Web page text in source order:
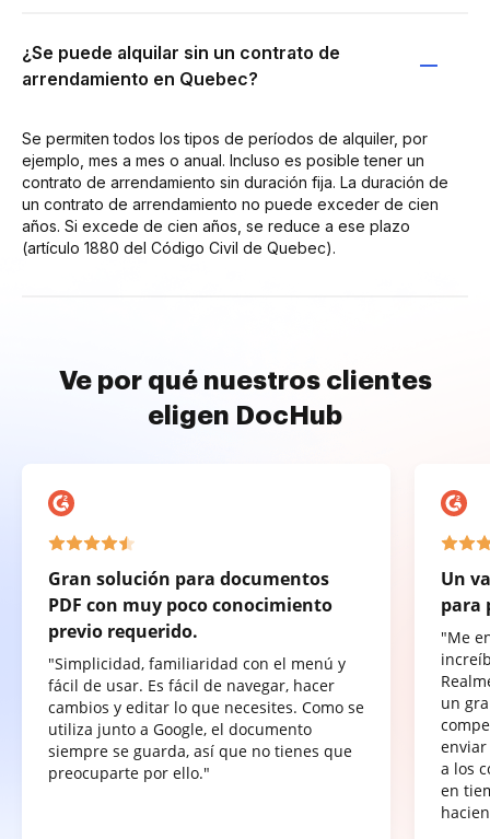
¿Se puede alquilar sin un contrato de
arrendamiento en Quebec?
Se permiten todos los tipos de períodos de alquiler, por
ejemplo, mes a mes o anual. Incluso es posible tener un
contrato de arrendamiento sin duración fija. La duración de
un contrato de arrendamiento no puede exceder de cien
años. Si excede de cien años, se reduce a ese plazo
(artículo 1880 del Código Civil de Quebec).
Ve por qué nuestros clientes
eligen DocHub
Gran solución para documentos
PDF con muy poco conocimiento
previo requerido.
"Simplicidad, familiaridad con el menú y
fácil de usar. Es fácil de navegar, hacer
cambios y editar lo que necesites. Como se
utiliza junto a Google, el documento
siempre se guarda, así que no tienes que
preocuparte por ello."
Un
para
"Me
un
a los
en